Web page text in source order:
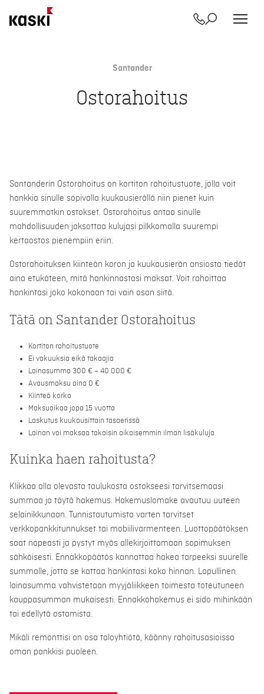
Yhteystiedot
Etsi
Santander
Ostorahoitus
Santanderin Ostorahoitus on kortiton rahoitustuote, jolla voit
hankkia sinulle sopivalla kuukausierällä niin pienet kuin
suuremmatkin ostokset. Ostorahoitus antaa sinulle
mahdollisuuden jaksottaa kulujasi pilkkomalla suurempi
kertaostos pienempiin eriin.
Ostorahoituksen kiinteän koron ja kuukausierän ansiosta tiedät
aina etukäteen, mitä hankinnastasi maksat. Voit rahoittaa
hankintasi joko kokonaan tai vain osan siitä.
Tätä on Santander Ostorahoitus
Kortiton rahoitustuote
Ei vakuuksia eikä takaajia
Lainasumma 300 € – 40 000 €
Avausmaksu aina 0 €
Kiinteä korko
Maksuaikaa jopa 15 vuotta
Laskutus kuukausittain tasaerissä
Lainan voi maksaa takaisin aikaisemmin ilman lisäkuluja
Kuinka haen rahoitusta?
Klikkaa alla olevasta taulukosta ostokseesi tarvitsemaasi
summaa ja täytä hakemus. Hakemuslomake avautuu uuteen
selainikkunaan. Tunnistautumista varten tarvitset
verkkopankkitunnukset tai mobiilivarmenteen. Luottopäätöksen
saat nopeasti ja pystyt myös allekirjoittamaan sopimuksen
sähköisesti. Ennakkopäätös kannattaa hakea tarpeeksi suurelle
summalle, jotta se kattaa hankintasi koko hinnan. Lopullinen
lainasumma vahvistetaan myyjäliikkeen toimesta toteutuneen
kauppasumman mukaisesti. Ennakkohakemus ei sido mihinkään
tai edellytä ostamista.
Mikäli remonttisi on osa taloyhtiötä, käänny rahoitusasioissa
oman pankkisi puoleen.